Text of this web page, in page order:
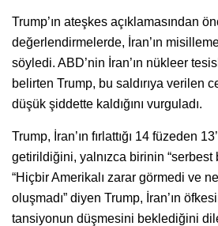
Trump’ın ateşkes açıklamasından
değerlendirmelerde, İran’ın
söyledi. ABD’nin İran’ın nükleer
belirten Trump, bu saldırıya verilen
düşük şiddette kaldığını vurguladı.
Trump, İran’ın fırlattığı 14 füzeden
getirildiğini, yalnızca birinin “serbest
“Hiçbir Amerikalı zarar görmedi ve
oluşmadı” diyen Trump, İran’ın
tansiyonun düşmesini beklediğini